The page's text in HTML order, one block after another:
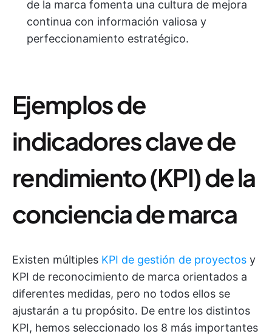
de la marca fomenta una cultura de mejora
continua con información valiosa y
perfeccionamiento estratégico.
Ejemplos de
indicadores clave de
rendimiento (KPI) de la
conciencia de marca
Existen múltiples KPI de gestión de proyectos y
KPI de reconocimiento de marca orientados a
diferentes medidas, pero no todos ellos se
ajustarán a tu propósito. De entre los distintos
KPI, hemos seleccionado los 8 más importantes